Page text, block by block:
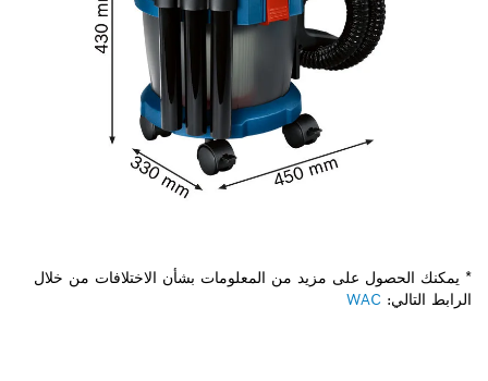
* يمكنك الحصول على مزيد من المعلومات بشأن الاختلافات من خلال
الرابط التالي: WAC